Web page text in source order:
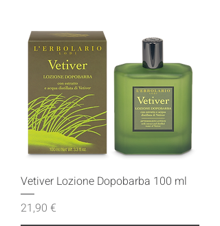
Vetiver Lozione Dopobarba 100 ml
Prezzo
21,90 €